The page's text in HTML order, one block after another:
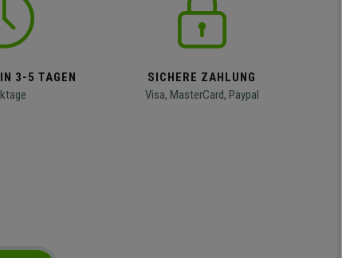
3-5 TAGEN
SICHERE ZAHLUNG
Visa, MasterCard, Paypal